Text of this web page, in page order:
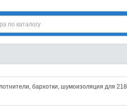
бархотки, шумоизоляция для